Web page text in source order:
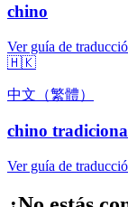
chino
Ver guía de
🇭🇰
中文（繁體）
chino
Ver guía de